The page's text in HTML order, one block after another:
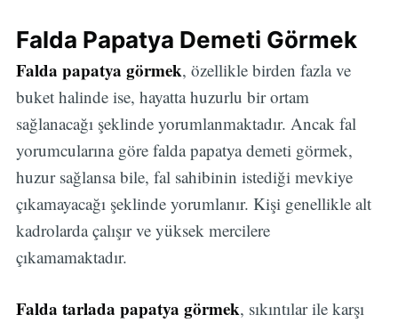
Falda Papatya Demeti Görmek
Falda papatya görmek, özellikle birden fazla ve
buket halinde ise, hayatta huzurlu bir ortam
sağlanacağı şeklinde yorumlanmaktadır. Ancak fal
yorumcularına göre falda papatya demeti görmek,
huzur sağlansa bile, fal sahibinin istediği mevkiye
çıkamayacağı şeklinde yorumlanır. Kişi genellikle alt
kadrolarda çalışır ve yüksek mercilere
çıkamamaktadır.
Falda tarlada papatya görmek, sıkıntılar ile karşı